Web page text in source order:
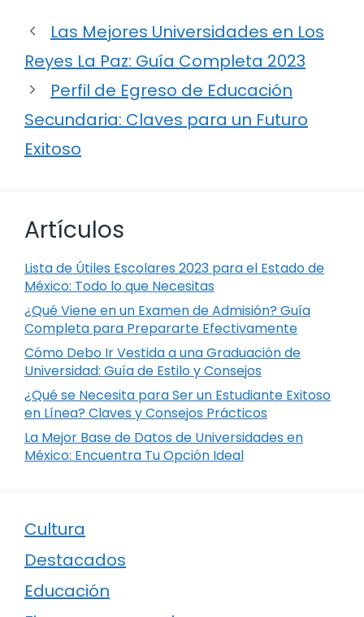
Las Mejores Universidades en Los
Reyes La Paz: Guía Completa 2023
Perfil de Egreso de Educación
Secundaria: Claves para un Futuro
Exitoso
Artículos
Lista de Útiles Escolares 2023 para el Estado de
México: Todo lo que Necesitas
¿Qué Viene en un Examen de Admisión? Guía
Completa para Prepararte Efectivamente
Cómo Debo Ir Vestida a una Graduación de
Universidad: Guía de Estilo y Consejos
¿Qué se Necesita para Ser un Estudiante Exitoso
en Línea? Claves y Consejos Prácticos
La Mejor Base de Datos de Universidades en
México: Encuentra Tu Opción Ideal
Cultura
Destacados
Educación